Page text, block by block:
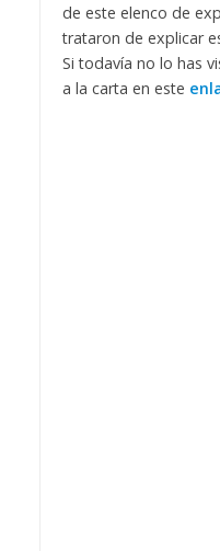
de este elenco de
trataron de explicar
Si todavía no lo has
a la carta en este